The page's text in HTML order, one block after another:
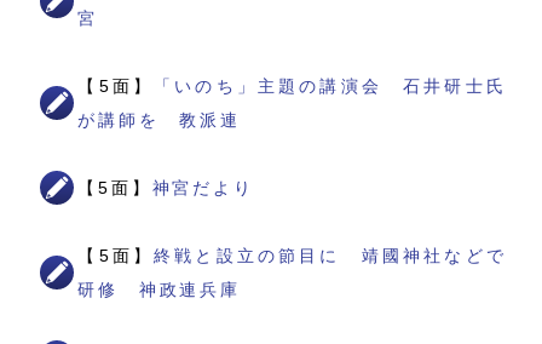
宮
【5面】
「いのち」主題の講演会 石井研士氏
が講師を 教派連
【5面】 神宮だより
【5面】終戦と設立の節目に 靖國神社などで
研修 神政連兵庫